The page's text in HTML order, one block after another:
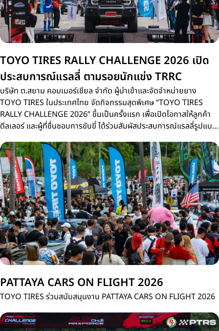
TOYO TIRES RALLY CHALLENGE 2026 เปิด
ประสบการณ์แรลลี่ ตามรอยนักแข่ง TRRC
บริษัท ต.สยาม คอมเมอร์เชียล จำกัด ผู้นำเข้าและจัดจำหน่ายยาง
TOYO TIRES ในประเทศไทย จัดกิจกรรมสุดพิเศษ “TOYO TIRES
RALLY CHALLENGE 2026” ขึ้นเป็นครั้งแรก เพื่อเปิดโอกาสให้ลูกค้า
ดีลเลอร์ และผู้ที่ชื่นชอบการขับขี่ ได้ร่วมสัมผัสประสบการณ์แรลลี่รูปแบบ
Championship 2026 (TRRC) ศึกรถยนต์แรลลี่ทางฝุ่นชิงแชมป์
ประเทศไทย
PATTAYA CARS ON FLIGHT 2026
TOYO TIRES ร่วมสนับสนุนงาน PATTAYA CARS ON FLIGHT 2026